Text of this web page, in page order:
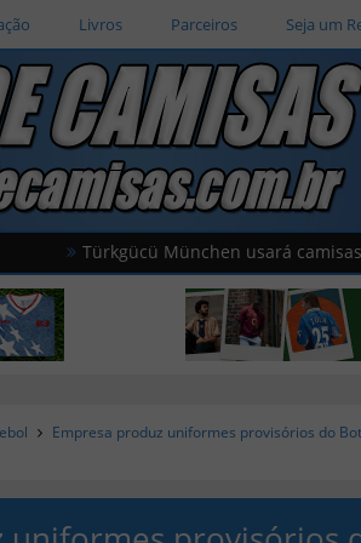
Livros Parceiros Seja um
Türkgücü München usará camisas oficiais
Empresa produz uniformes provisórios do